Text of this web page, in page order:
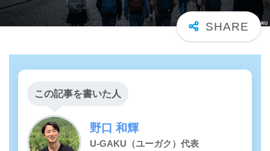
この記事を書いた人
野口 和輝
U-GAKU（ユーガク）代表